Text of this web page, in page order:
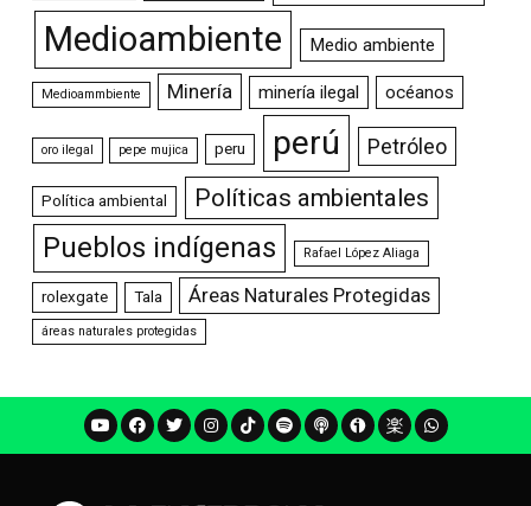
Medioambiente Medio ambiente
Medioammbiente Minería minería ilegal océanos
oro ilegal pepe mujica peru perú Petróleo
Política ambiental Políticas ambientales
Pueblos indígenas Rafael López Aliaga
rolexgate Tala Áreas Naturales Protegidas
áreas naturales protegidas